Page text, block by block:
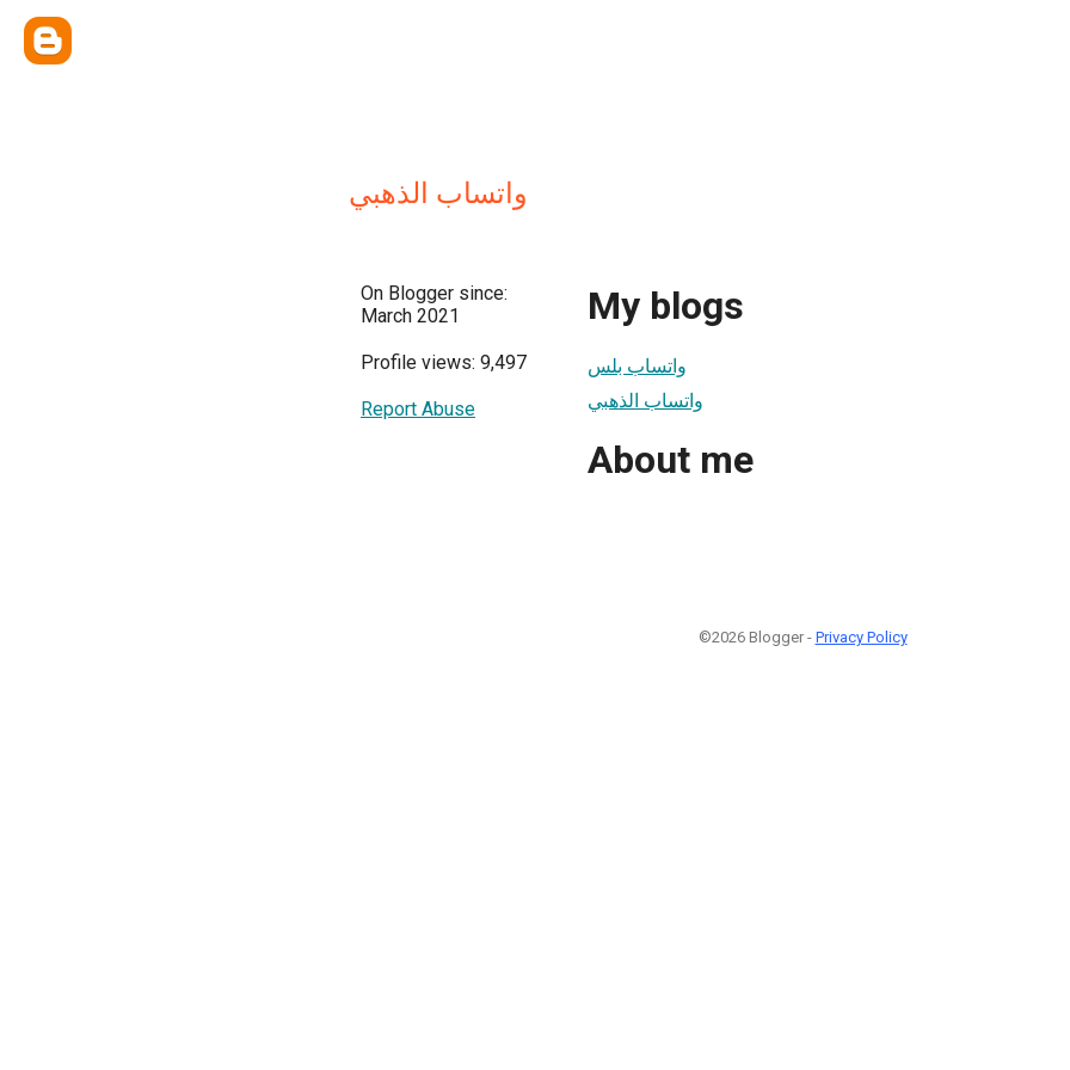
واتساب الذهبي
On Blogger since:
March 2021
Profile views: 9,497
Report Abuse
My blogs
واتساب بلس
واتساب الذهبي
About me
©2026 Blogger - Privacy Policy